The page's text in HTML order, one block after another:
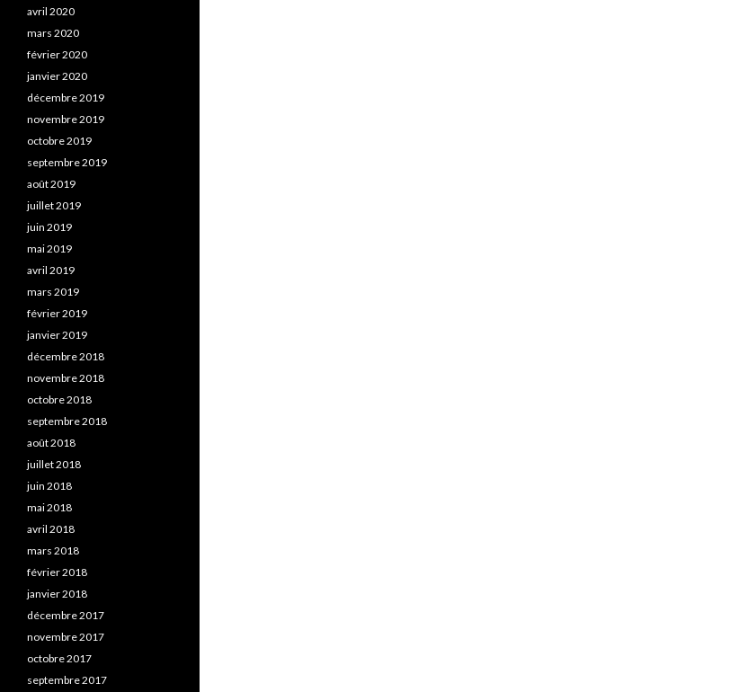
avril 2020
mars 2020
février 2020
janvier 2020
décembre 2019
novembre 2019
octobre 2019
septembre 2019
août 2019
juillet 2019
juin 2019
mai 2019
avril 2019
mars 2019
février 2019
janvier 2019
décembre 2018
novembre 2018
octobre 2018
septembre 2018
août 2018
juillet 2018
juin 2018
mai 2018
avril 2018
mars 2018
février 2018
janvier 2018
décembre 2017
novembre 2017
octobre 2017
septembre 2017